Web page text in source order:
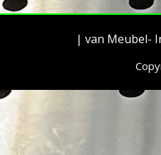
| van Meubel-